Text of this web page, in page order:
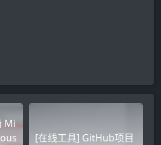
Mi
[在线工具] GitHub项目